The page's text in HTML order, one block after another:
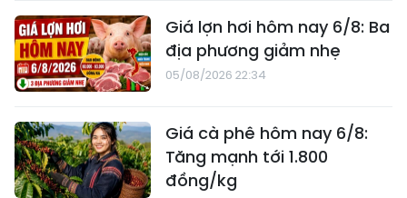
Giá lợn hơi hôm nay 6/8: Ba
địa phương giảm nhẹ
05/08/2026 22:34
Giá cà phê hôm nay 6/8:
Tăng mạnh tới 1.800
đồng/kg